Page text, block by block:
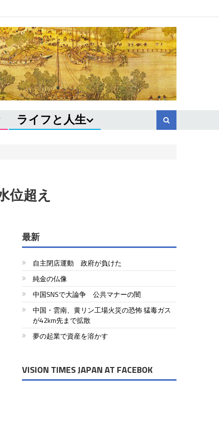
ライフと人生
位超え
最新
自主閉店運動 政府が負けた
純金の仏像
中国SNSで大論争 公共マナーの闇
中国・雲南、黄リン工場火災の恐怖 猛毒ガス
が42km先まで拡散
夢の起業で資産を溶かす
VISION TIMES JAPAN AT FACEBOK